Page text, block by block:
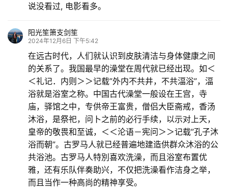
说没看过, 电影看多。
阳光笙箫支剑笙
2024年12月6日 下午5:42
在远古时代，人们就认识到皮肤清洁与身体健康之间
的关系了。我国最早的澡堂在周代就已经出现。如＜
＜礼记．内则＞＞记载”外内不共井，不共湢浴”，湢
浴就是浴室之称。中国古代澡堂一般设在王宫，寺
庙，驿馆之中，专供帝王富贵，僧侣大臣斋戒，香汤
沐浴，是祭祀，问卜之前的必行手续，以示对上天，
皇帝的敬畏和至诚，＜＜沦语－宪问＞＞记载”孔子沐
浴而朝”。古罗马人就已经普遍地建造供群众沐浴的公
共浴池。古罗马人特別喜欢洗澡，而且浴室布置优
雅，还有乐队伴奏助兴，不仅把洗澡看作洁身之举，
而且当作一种高尚的精神享受。